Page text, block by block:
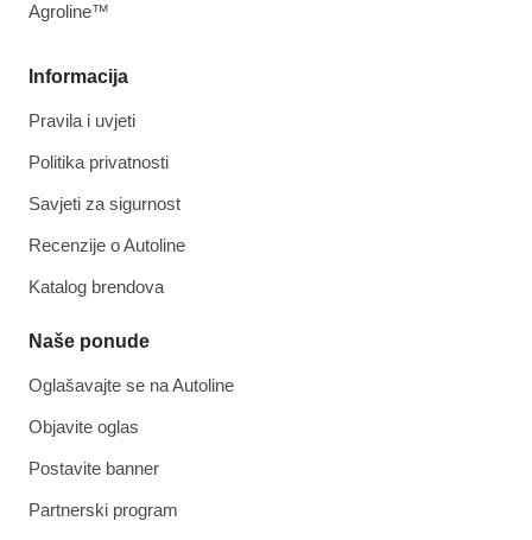
Informacija
Pravila i uvjeti
Politika privatnosti
Savjeti za sigurnost
Recenzije o Autoline
Katalog brendova
Naše ponude
Oglašavajte se na Autoline
Objavite oglas
Postavite banner
Partnerski program
Agroline™